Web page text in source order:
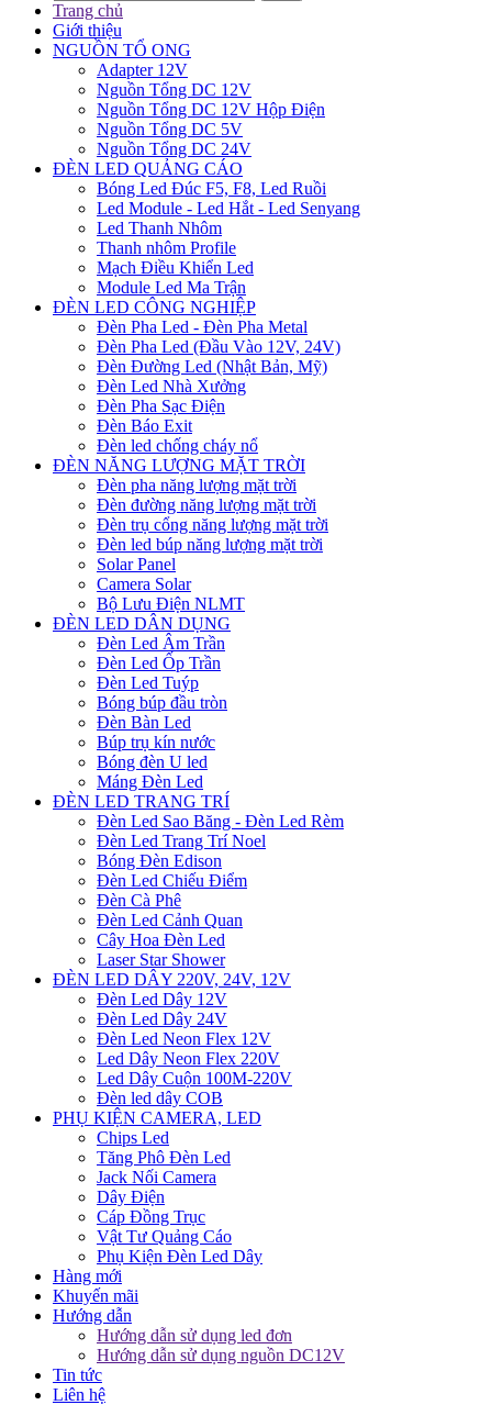
Trang chủ
Giới thiệu
NGUỒN TỔ ONG
Adapter 12V
Nguồn Tổng DC 12V
Nguồn Tổng DC 12V Hộp Điện
Nguồn Tổng DC 5V
Nguồn Tổng DC 24V
ĐÈN LED QUẢNG CÁO
Bóng Led Đúc F5, F8, Led Ruồi
Led Module - Led Hắt - Led Senyang
Led Thanh Nhôm
Thanh nhôm Profile
Mạch Điều Khiển Led
Module Led Ma Trận
ĐÈN LED CÔNG NGHIỆP
Đèn Pha Led - Đèn Pha Metal
Đèn Pha Led (Đầu Vào 12V, 24V)
Đèn Đường Led (Nhật Bản, Mỹ)
Đèn Led Nhà Xưởng
Đèn Pha Sạc Điện
Đèn Báo Exit
Đèn led chống cháy nổ
ĐÈN NĂNG LƯỢNG MẶT TRỜI
Đèn pha năng lượng mặt trời
Đèn đường năng lượng mặt trời
Đèn trụ cổng năng lượng mặt trời
Đèn led búp năng lượng mặt trời
Solar Panel
Camera Solar
Bộ Lưu Điện NLMT
ĐÈN LED DÂN DỤNG
Đèn Led Âm Trần
Đèn Led Ốp Trần
Đèn Led Tuýp
Bóng búp đầu tròn
Đèn Bàn Led
Búp trụ kín nước
Bóng đèn U led
Máng Đèn Led
ĐÈN LED TRANG TRÍ
Đèn Led Sao Băng - Đèn Led Rèm
Đèn Led Trang Trí Noel
Bóng Đèn Edison
Đèn Led Chiếu Điểm
Đèn Cà Phê
Đèn Led Cảnh Quan
Cây Hoa Đèn Led
Laser Star Shower
ĐÈN LED DÂY 220V, 24V, 12V
Đèn Led Dây 12V
Đèn Led Dây 24V
Đèn Led Neon Flex 12V
Led Dây Neon Flex 220V
Led Dây Cuộn 100M-220V
Đèn led dây COB
PHỤ KIỆN CAMERA, LED
Chips Led
Tăng Phô Đèn Led
Jack Nối Camera
Dây Điện
Cáp Đồng Trục
Vật Tư Quảng Cáo
Phụ Kiện Đèn Led Dây
Hàng mới
Khuyến mãi
Hướng dẫn
Hướng dẫn sử dụng led đơn
Hướng dẫn sử dụng nguồn DC12V
Tin tức
Liên hệ